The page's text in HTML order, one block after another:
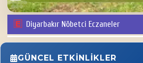
Diyarbakır Nöbetci Eczaneler
GÜNCEL ETKINLIKLER